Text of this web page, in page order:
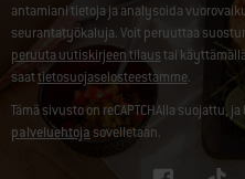
antamiani tietoja ja analysoida
seurantatyökaluja. Voit peruuttaa
peruuta uutiskirjeen tilaustai
saattietosuojaselosteestamme.
Tämä sivusto on reCAPTCHAlla suojattu, ja
palveluehtoja sovelletaan.